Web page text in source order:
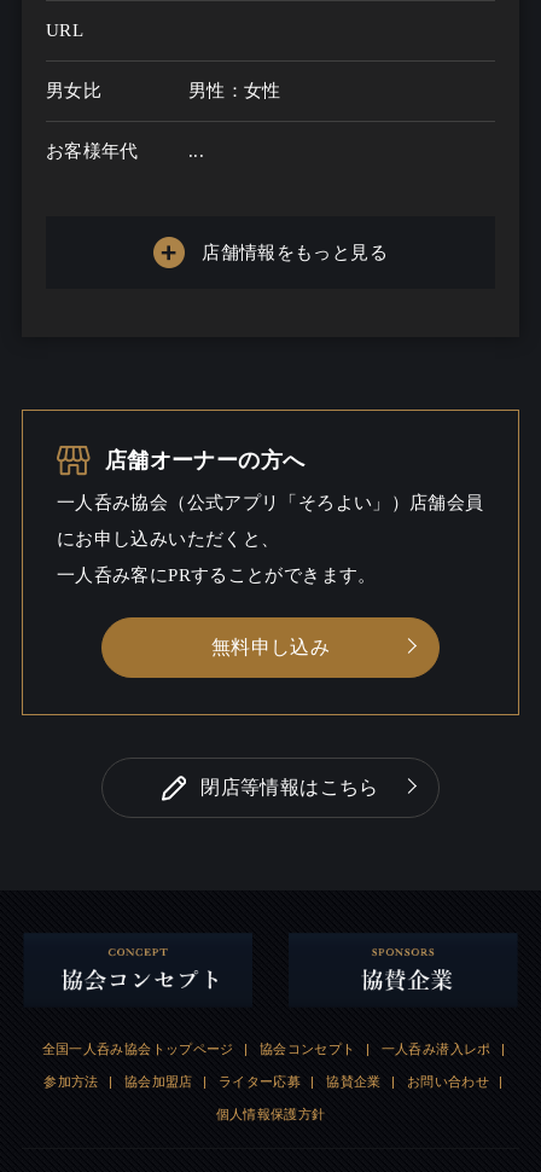
URL
男女比 男性：女性
お客様年代 ...
シーン
店舗情報をもっと見る
店舗オーナーの方へ
一人呑み協会（公式アプリ「そろよい」）店舗会員
にお申し込みいただくと、
一人呑み客にPRすることができます。
無料申し込み
閉店等情報はこちら
全国一人呑み協会トップページ | 協会コンセプト | 一人呑み潜入レポ |
参加方法 | 協会加盟店 | ライター応募 | 協賛企業 | お問い合わせ |
個人情報保護方針